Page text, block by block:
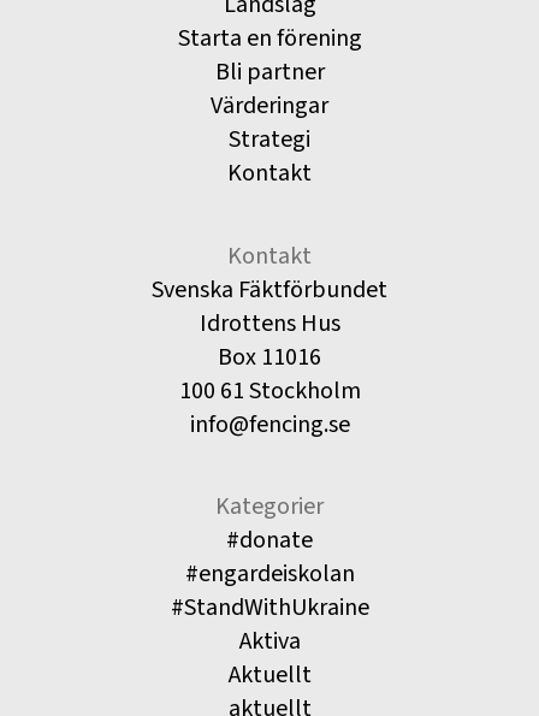
Starta en förening
Bli partner
Värderingar
Strategi
Kontakt
Kontakt
Svenska Fäktförbundet
Idrottens Hus
Box 11016
100 61 Stockholm
info@fencing.se
Kategorier
#donate
#engardeiskolan
#StandWithUkraine
Aktiva
Aktuellt
aktuellt